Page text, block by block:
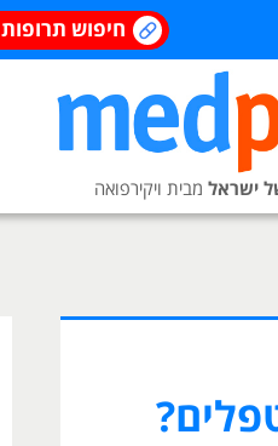
חיפוש תרופות
ישראל מבית ויקירפואה